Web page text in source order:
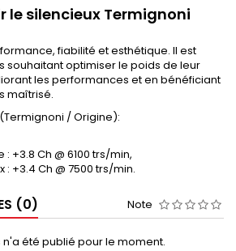
le silencieux Termignoni
fiabilité et esthétique. Il est
souhaitant optimiser le poids de leur
les performances et en bénéficiant
maîtrisé.
/ Origine):
+3.8 Ch @ 6100 trs/min,
+3.4 Ch @ 7500 trs/min.
(0) Note
n'a été publié pour le moment.